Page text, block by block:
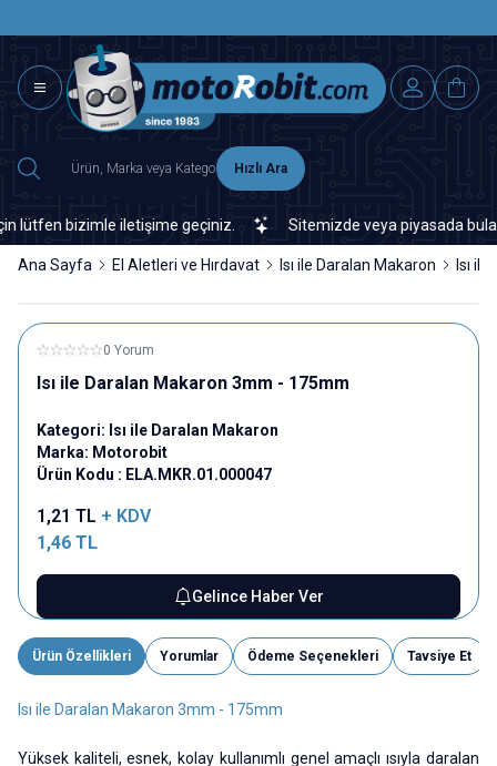
Hızlı Ara
bizimle iletişime geçiniz. Sitemizde veya piyasada
Ana Sayfa El Aletleri ve Hırdavat Isı ile Daralan Makaron Isı
0 Yorum
Isı ile Daralan Makaron 3mm - 175mm
Kategori: Isı ile Daralan Makaron
Marka: Motorobit
Ürün Kodu : ELA.MKR.01.000047
1,21 TL + KDV
1,46 TL
Gelince Haber Ver
Ürün Özellikleri Yorumlar Ödeme Seçenekleri Tavsiye Et
Isı ile Daralan Makaron 3mm - 175mm
Yüksek kaliteli, esnek, kolay kullanımlı genel amaçlı ısıyla daralan